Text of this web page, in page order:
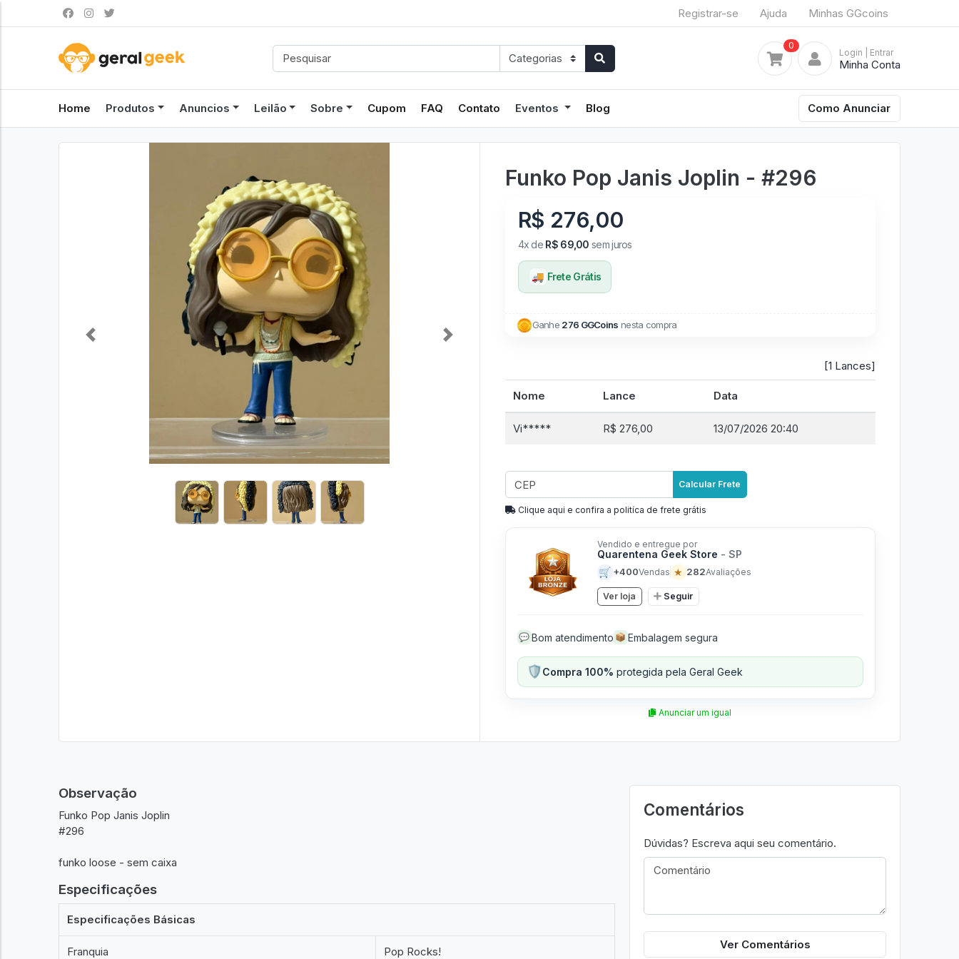
Registrar-se Ajuda Minhas GGcoins
0
Login | Entrar
Minha Conta
Home Produtos Anuncios Leilão Sobre Cupom FAQ Contato Eventos Blog Como Anunciar
Previous Next
Funko Pop Janis Joplin - #296
R$ 276,00
4x de R$ 69,00 sem juros
🚚 Frete Grátis
Ganhe 276 GGCoins nesta compra
[1 Lances]
Nome Lance Data
Vi***** R$ 276,00 13/07/2026 20:40
Calcular Frete
Clique aqui e confira a politíca de frete grátis
Vendido e entregue por
Quarentena Geek Store - SP
🛒 +400Vendas ★ 282Avaliações
Ver loja Seguir
💬 Bom atendimento 📦 Embalagem segura
🛡️Compra 100% protegida pela Geral Geek
Anunciar um igual
Observação
Funko Pop Janis Joplin
#296
funko loose - sem caixa
Especificações
Especificações Básicas
Franquia Pop Rocks!
Comentários
Dúvidas? Escreva aqui seu comentário.
Ver Comentários